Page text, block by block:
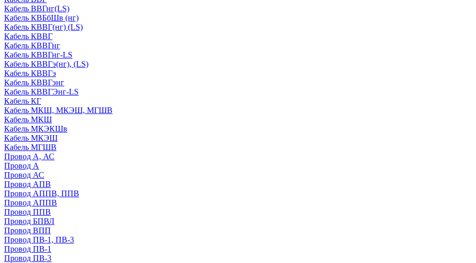
Кабель ВВГнг(LS)
Кабель КВБбШв (нг)
Кабель КВВГ(нг) (LS)
Кабель КВВГ
Кабель КВВГнг
Кабель КВВГнг-LS
Кабель КВВГэ(нг), (LS)
Кабель КВВГэ
Кабель КВВГэнг
Кабель КВВГЭнг-LS
Кабель КГ
Кабель МКШ, МКЭШ, МГШВ
Кабель МКШ
Кабель МКЭКШв
Кабель МКЭШ
Кабель МГШВ
Провод А, АС
Провод А
Провод АС
Провод АПВ
Провод АППВ, ППВ
Провод АППВ
Провод ППВ
Провод БПВЛ
Провод ВПП
Провод ПВ-1, ПВ-3
Провод ПВ-1
Провод ПВ-3